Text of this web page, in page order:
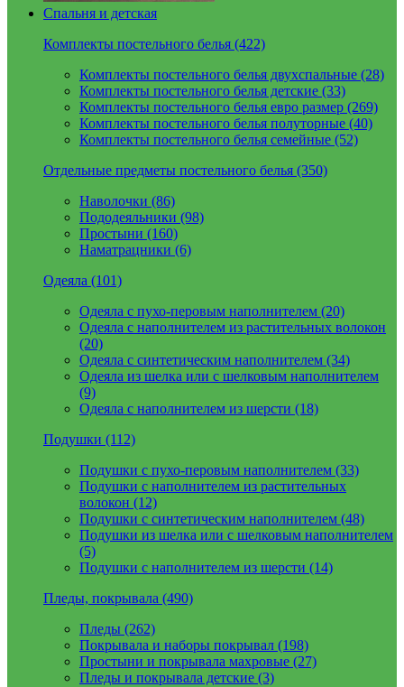
Спальня и детская
Комплекты постельного белья (422)
Комплекты постельного белья двухспальные (28)
Комплекты постельного белья детские (33)
Комплекты постельного белья евро размер (269)
Комплекты постельного белья полуторные (40)
Комплекты постельного белья семейные (52)
Отдельные предметы постельного белья (350)
Наволочки (86)
Пододеяльники (98)
Простыни (160)
Наматрацники (6)
Одеяла (101)
Одеяла с пухо-перовым наполнителем (20)
Одеяла с наполнителем из растительных волокон
(20)
Одеяла с синтетическим наполнителем (34)
Одеяла из шелка или с шелковым наполнителем
(9)
Одеяла с наполнителем из шерсти (18)
Подушки (112)
Подушки с пухо-перовым наполнителем (33)
Подушки с наполнителем из растительных
волокон (12)
Подушки с синтетическим наполнителем (48)
Подушки из шелка или с шелковым наполнителем
(5)
Подушки с наполнителем из шерсти (14)
Пледы, покрывала (490)
Пледы (262)
Покрывала и наборы покрывал (198)
Простыни и покрывала махровые (27)
Пледы и покрывала детские (3)